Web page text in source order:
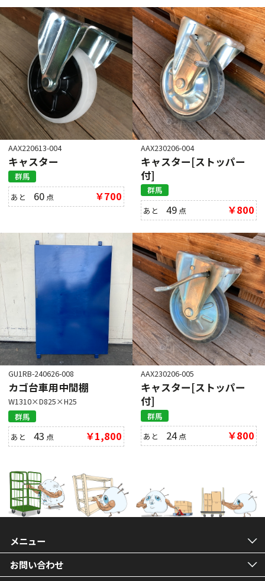
AAX220613-004
キャスター
群馬
あと 60 点 ￥700
AAX230206-004
キャスター[ストッパー
付]
群馬
あと49 点 ￥800
GU1RB-240626-008
カゴ台車用中間棚
W1310×D825×H25
群馬
あと43 点 ￥1,800
AAX230206-005
キャスター[ストッパー
付]
群馬
あと 24点 ￥800
メニュー
お問い合わせ